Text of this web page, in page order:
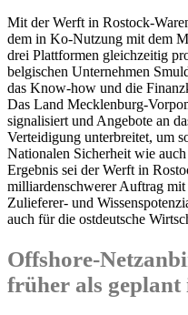
Mit der Werft in Rostock-
dem in Ko-Nutzung mit dem
drei Plattformen gleichzeitig
belgischen Unternehmen
das Know-how und die
Das Land Mecklenburg-
signalisiert und Angebote an
Verteidigung unterbreitet, um
Nationalen Sicherheit wie
Ergebnis sei der Werft in
milliardenschwerer Auftrag
Zulieferer- und
auch für die ostdeutsche
Offshore-
früher als geplant